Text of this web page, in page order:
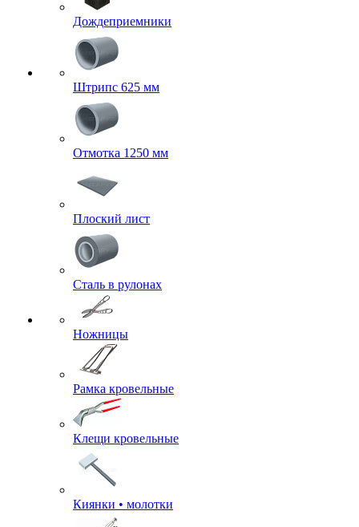
Дождеприемники
Штрипс 625 мм
Отмотка 1250 мм
Плоский лист
Сталь в рулонах
Ножницы
Рамка кровельные
Клещи кровельные
Киянки • молотки